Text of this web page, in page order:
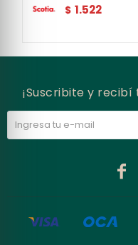
$ 1.522
¡Suscribite y
